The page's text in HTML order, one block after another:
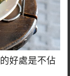
好處是不佔